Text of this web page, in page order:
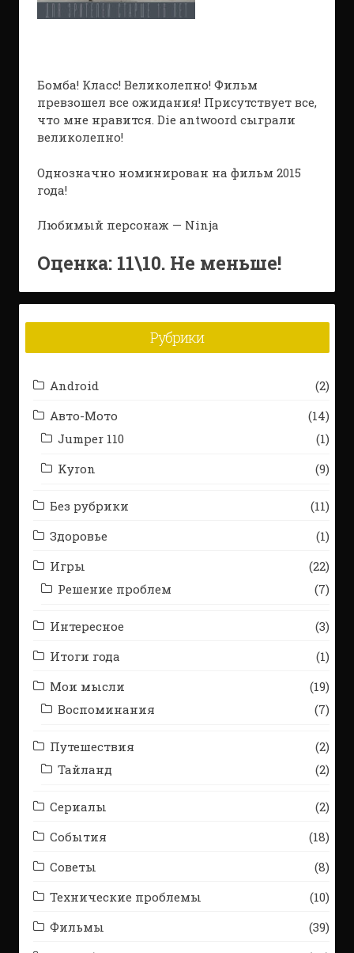
Бомба! Класс! Великолепно! Фильм
превзошел все ожидания! Присутствует все,
что мне нравится. Die antwoord сыграли
великолепно!
Однозначно номинирован на фильм 2015
года!
Любимый персонаж — Ninja
Оценка: 11\10. Не меньше!
Рубрики
Android
(2)
Авто-Мото
(14)
Jumper 110
(1)
Kyron
(9)
Без рубрики
(11)
Здоровье
(1)
Игры
(22)
Решение проблем
(7)
Интересное
(3)
Итоги года
(1)
Мои мысли
(19)
Воспоминания
(7)
Путешествия
(2)
Тайланд
(2)
Сериалы
(2)
События
(18)
Советы
(8)
Технические проблемы
(10)
Фильмы
(39)